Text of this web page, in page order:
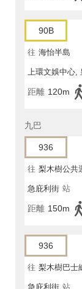
90B
往 海怡半島
上環文娛中心,
距離 120m
九巴
936
往 梨木樹公共
急庇利街 站
距離 150m
936
往 梨木樹巴士
急庇利街 站